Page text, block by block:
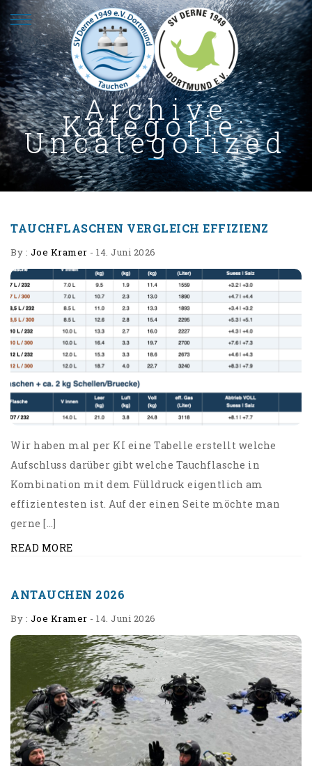
Archive
Kategorie:
Uncategorized
TAUCHFLASCHEN VERGLEICH EFFIZIENZ
By : Joe Kramer - 14. Juni 2026
Wir haben mal per KI eine Tabelle erstellt welche
Aufschluss darüber gibt welche Tauchflasche in
Kombination mit dem Fülldruck eigentlich am
effizientesten ist. Auf der einen Seite möchte man
gerne […]
READ MORE
ANTAUCHEN 2026
By : Joe Kramer - 14. Juni 2026